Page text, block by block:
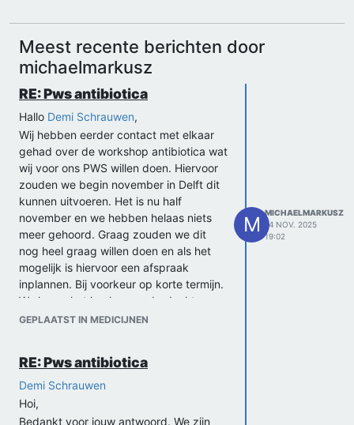
Meest recente berichten door
michaelmarkusz
RE: Pws antibiotica
Hallo Demi Schrauwen,
Wij hebben eerder contact met elkaar
gehad over de workshop antibiotica wat
wij voor ons PWS willen doen. Hiervoor
zouden we begin november in Delft dit
kunnen uitvoeren. Het is nu half
november en we hebben helaas niets
meer gehoord. Graag zouden we dit
nog heel graag willen doen en als het
mogelijk is hiervoor een afspraak
inplannen. Bij voorkeur op korte termijn.
We horen het heel graag, bedankt
alvast.
GEPLAATST IN MEDICIJNEN
M MICHAELMARKUSZ
14 NOV. 2025
19:02
RE: Pws antibiotica
Demi Schrauwen
Hoi,
Bedankt voor jouw antwoord. We zijn